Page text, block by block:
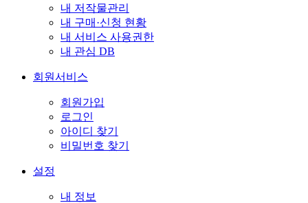
내 저작물관리
내 구매·신청 현황
내 서비스 사용권한
내 관심 DB
회원서비스
회원가입
로그인
아이디 찾기
비밀번호 찾기
설정
내 정보